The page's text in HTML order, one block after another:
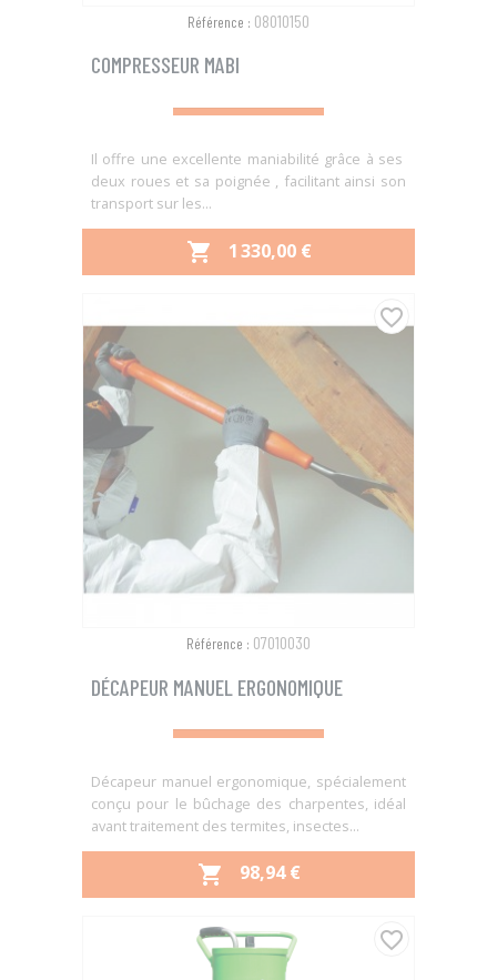
Référence : 08010150
COMPRESSEUR MABI
Il offre une excellente maniabilité grâce à ses
deux roues et sa poignée , facilitant ainsi son
transport sur les...
 PRIX
1 330,00 €
Référence : 07010030
DÉCAPEUR MANUEL ERGONOMIQUE
Décapeur manuel ergonomique, spécialement
conçu pour le bûchage des charpentes, idéal
avant traitement des termites, insectes...
 PRIX
98,94 €
favorite_border
favorite_border